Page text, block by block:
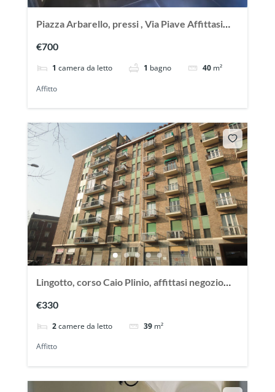
Piazza Arbarello, pressi , Via Piave Affittasi
€700
1 camera da letto 1 bagno 40 m²
Affitto
Lingotto, corso Caio Plinio, affittasi negozio
€330
2camere da letto 39 m²
Affitto